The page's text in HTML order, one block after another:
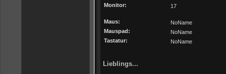
Monitor:
17
Maus:
NoName
Mauspad:
NoName
Tastatur:
NoName
Lieblings...